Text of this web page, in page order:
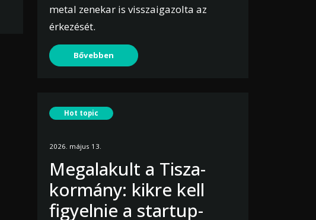
metal zenekar is visszaigazolta az
érkezését.
Bővebben
Hot topic
2026. május 13.
Megalakult a Tisza-
kormány: kikre kell
figyelnie a startup-